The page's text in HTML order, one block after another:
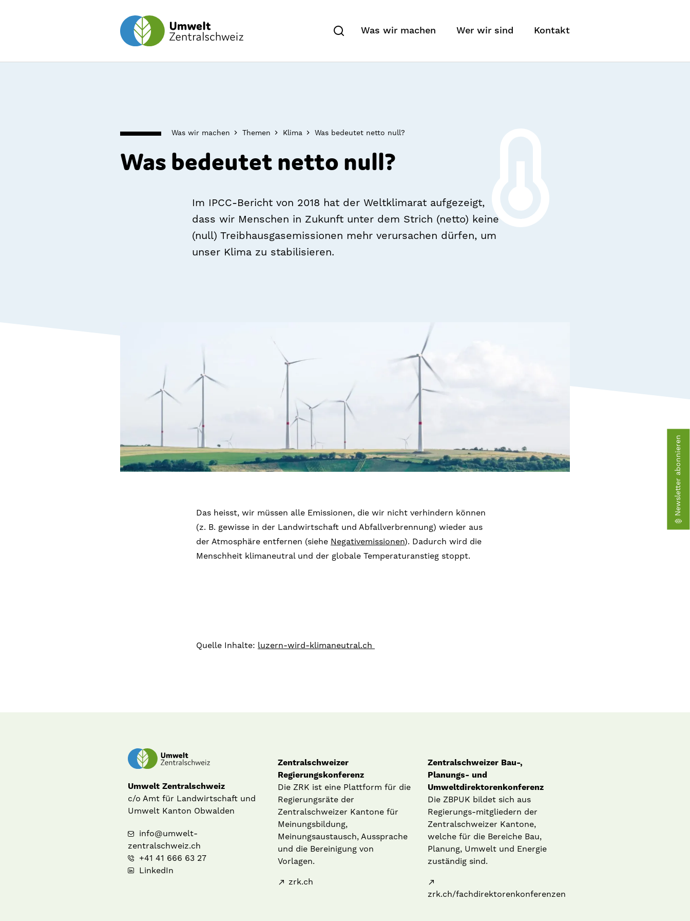
Was wir machen Wer wir sind Kontakt
Was wir machen Themen Klima Was bedeutet netto null?
Was bedeutet netto null?
Im IPCC-​Bericht von 2018 hat der Weltklimarat aufgezeigt,
dass wir Menschen in Zukunft unter dem Strich (netto) keine
(null) Treibhausgasemissionen mehr verursachen dürfen, um
unser Klima zu stabilisieren.
Newsletter abonnieren
Das heisst, wir müssen alle Emissionen, die wir nicht verhindern können
(z. B. gewisse in der Landwirtschaft und Abfallverbrennung) wieder aus
der Atmosphäre entfernen (siehe Negativemissionen). Dadurch wird die
Menschheit klimaneutral und der globale Temperaturanstieg stoppt.
Quelle Inhalte: luzern-wird-klimaneutral.ch
Umwelt Zentralschweiz
c/o Amt für Landwirtschaft und
Umwelt Kanton Obwalden
info@umwelt-
zentralschweiz.ch
+41 41 666 63 27
LinkedIn
Zentralschweizer
Regierungskonferenz
Die ZRK ist eine Plattform für die
Regierungsräte der
Zentralschweizer Kantone für
Meinungsbildung,
Meinungsaustausch, Aussprache
und die Bereinigung von
Vorlagen.
zrk.ch
Zentralschweizer Bau-,
Planungs- und
Umweltdirektorenkonferenz
Die ZBPUK bildet sich aus
Regierungs-mitgliedern der
Zentralschweizer Kantone,
welche für die Bereiche Bau,
Planung, Umwelt und Energie
zuständig sind.
zrk.ch/fachdirektorenkonferenzen